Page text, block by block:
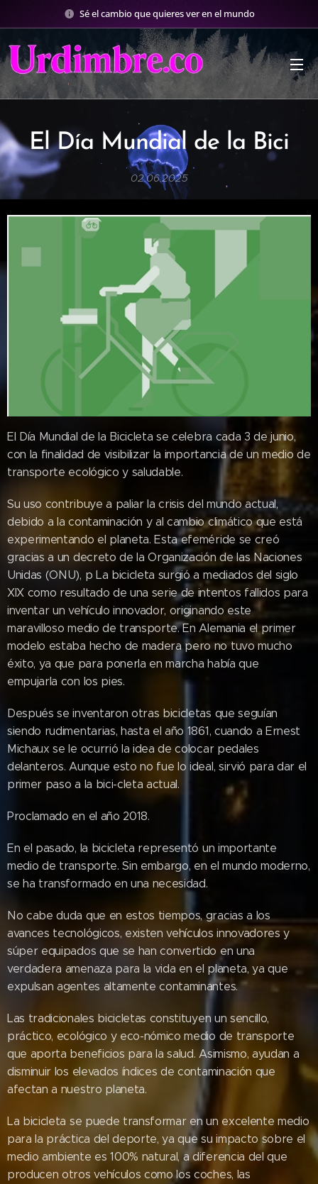
Sé el cambio que quieres ver en el mundo
El Día Mundial de la Bici
02.06.2025
El Día Mundial de la Bicicleta se celebra cada 3 de junio,
con la finalidad de visibilizar la importancia de un medio de
transporte ecológico y saludable.
Su uso contribuye a paliar la crisis del mundo actual,
debido a la contaminación y al cambio climático que está
experimentando el planeta. Esta efeméride se creó
gracias a un decreto de la Organización de las Naciones
Unidas (ONU), p La bicicleta surgió a mediados del siglo
XIX como resultado de una serie de intentos fallidos para
inventar un vehículo innovador, originando este
maravilloso medio de transporte. En Alemania el primer
modelo estaba hecho de madera pero no tuvo mucho
éxito, ya que para ponerla en marcha había que
empujarla con los pies.
Después se inventaron otras bicicletas que seguían
siendo rudimentarias, hasta el año 1861, cuando a Ernest
Michaux se le ocurrió la idea de colocar pedales
delanteros. Aunque esto no fue lo ideal, sirvió para dar el
primer paso a la bici-cleta actual.
Proclamado en el año 2018.
En el pasado, la bicicleta representó un importante
medio de transporte. Sin embargo, en el mundo moderno,
se ha transformado en una necesidad.
No cabe duda que en estos tiempos, gracias a los
avances tecnológicos, existen vehículos innovadores y
súper equipados que se han convertido en una
verdadera amenaza para la vida en el planeta, ya que
expulsan agentes altamente contaminantes.
Las tradicionales bicicletas constituyen un sencillo,
práctico, ecológico y eco-nómico medio de transporte
que aporta beneficios para la salud. Asimismo, ayudan a
disminuir los elevados índices de contaminación que
afectan a nuestro planeta.
La bicicleta se puede transformar en un excelente medio
para la práctica del deporte, ya que su impacto sobre el
medio ambiente es 100% natural, a diferencia del que
producen otros vehículos como los coches, las